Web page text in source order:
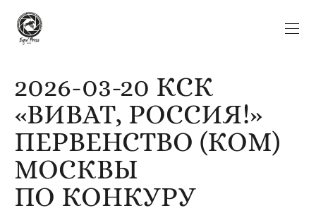
2026-03-20 КСК
«ВИВАТ, РОССИЯ!»
ПЕРВЕНСТВО (КОМ)
МОСКВЫ
ПО КОНКУРУ